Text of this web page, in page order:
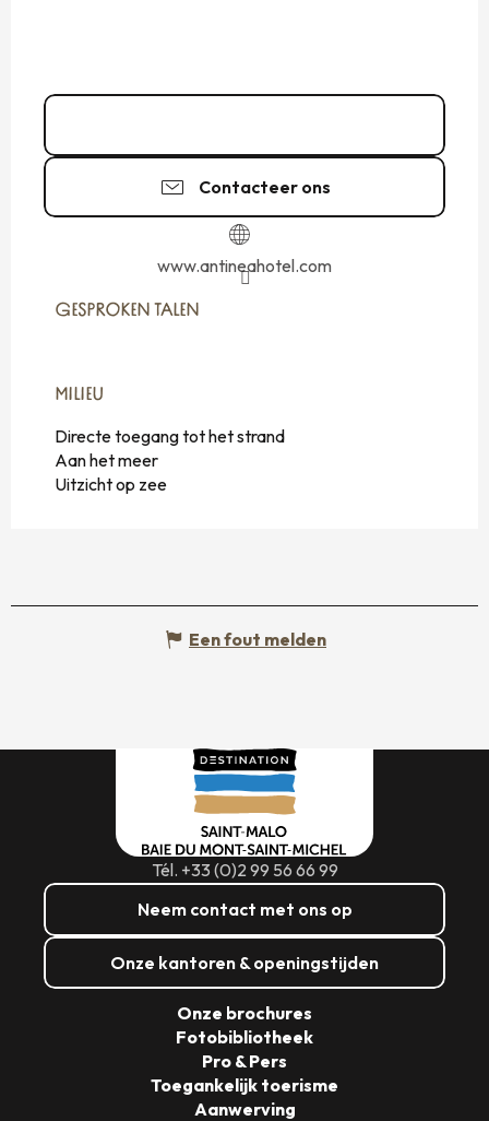
Contacteer ons
www.antineahotel.com
GESPROKEN TALEN
GESPROKEN TALEN
MILIEU
MILIEU
Directe toegang tot het strand
Aan het meer
Uitzicht op zee
Een fout melden
Tél. +33 (0)2 99 56 66 99
Neem contact met ons op
Onze kantoren & openingstijden
Onze brochures
Fotobibliotheek
Pro & Pers
Toegankelijk toerisme
Aanwerving